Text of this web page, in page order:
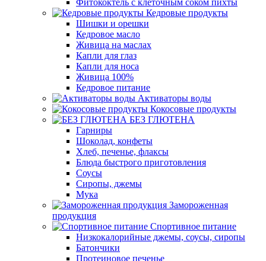
Фитококтель с клеточным соком пихты
Кедровые продукты
Шишки и орешки
Кедровое масло
Живица на маслах
Капли для глаз
Капли для носа
Живица 100%
Кедровое питание
Активаторы воды
Кокосовые продукты
БЕЗ ГЛЮТЕНА
Гарниры
Шоколад, конфеты
Хлеб, печенье, флаксы
Блюда быстрого приготовления
Соусы
Сиропы, джемы
Мука
Замороженная
продукция
Спортивное питание
Низкокалорийные джемы, соусы, сиропы
Батончики
Протеиновое печенье